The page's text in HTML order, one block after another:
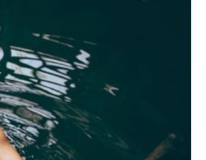
с
Ищем новые берега.
«Жилищной инициативы»